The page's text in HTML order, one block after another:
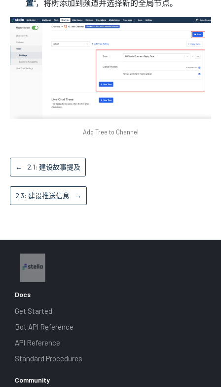
置"，将树添加到频道并选择新的全局节点。
Add Tree to Channel
← 2.1: 建设故事提及
2.3: 建设推送信息 →
Docs
Get Started
Bot API Reference
API Reference
Standard Procedures
Community